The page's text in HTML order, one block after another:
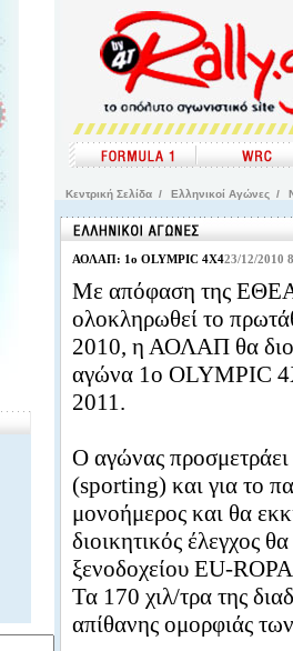
Kεντρική Σελίδα / Ελληνικοί Αγώνες /
ΑΟΛΑΠ: 1ο OLYMPIC 4X423/12/2010
Με απόφαση της
ολοκληρωθεί το
2010, η ΑΟΛΑΠ θα
αγώνα 1ο OLYMPIC
2011.
Ο αγώνας
(sporting) και για το
μονοήμερος και θα
διοικητικός έλεγχος
ξενοδοχείου EU-
Τα 170 χιλ/τρα της
απίθανης ομορφιάς